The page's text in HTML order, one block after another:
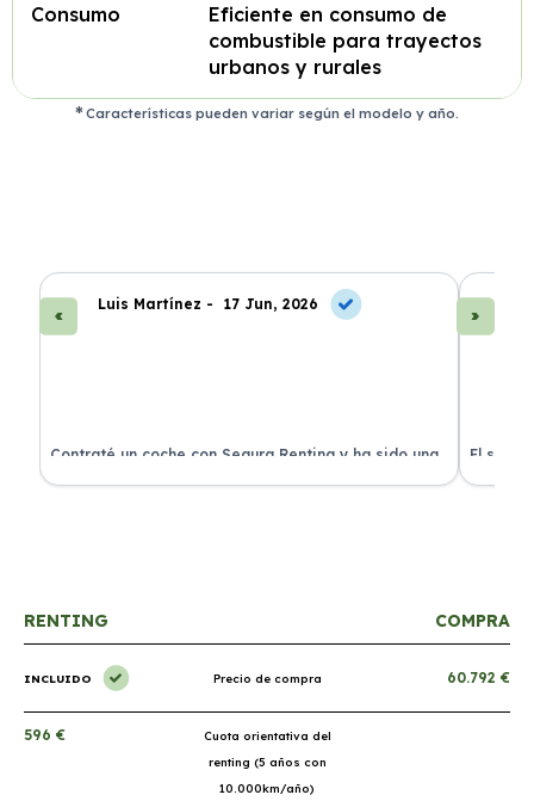
Consumo
Eficiente en consumo de
combustible para trayectos
urbanos y rurales
Características pueden variar según el modelo y año.
Luis Martínez - 17 Jun, 2026
Contraté un coche con Segura Renting y ha sido una
experiencia fantástica. Todo incluido y sin sorpresas.
El
proceso
RENTING COMPRA
INCLUIDO Precio de compra 60.792 €
596 €
Cuota orientativa del
renting (5 años con
10.000km/año)